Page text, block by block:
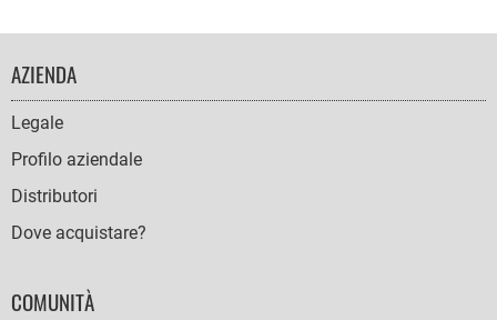
FOOTER
NAVIGATION
AZIENDA
Legale
Profilo aziendale
Distributori
Dove acquistare?
COMUNITÀ